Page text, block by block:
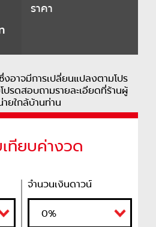
ราคา
งอาจมีการเปลี่ยนแปลงตามโปร
ปรดสอบถามรายละเอียดที่ร้านผู้
ายใกล้บ้านท่าน
ทียบค่างวด
จำนวนเงินดาวน์